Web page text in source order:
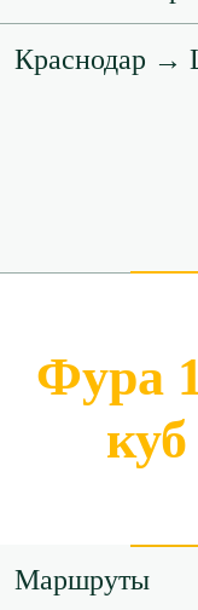
Краснодар →
Фура
куб
Маршруты